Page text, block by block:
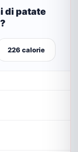
di patate
226 calorie